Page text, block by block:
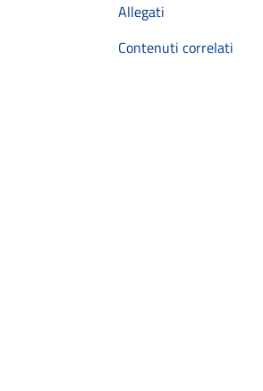
Allegati
Contenuti correlati